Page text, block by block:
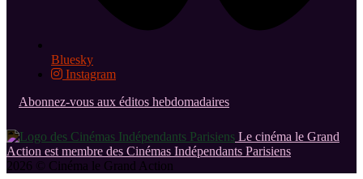
Bluesky
Instagram
Abonnez-vous aux éditos hebdomadaires
Le cinéma le Grand
Action est membre des Cinémas Indépendants Parisiens
2026 © Cinéma le Grand Action